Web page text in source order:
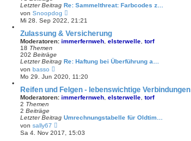
B
i
r
a
Letzter Beitrag Re: Sammelthreat: Farbcodes z…
von Snoopdog
u
e
s
t
B
i
r
a
Mi 28. Sep 2022, 21:21
Zulassung & Versicherung
Moderatoren: immerfernweh elsterwelle torf
18 Themen
202 Beiträge
Letzter Beitrag Re: Haftung bei Überführung a…
von basso
e
u
e
s
t
B
e
i
Mo 29. Jun 2020, 11:20
Reifen und Felgen - lebenswichtige Verbindungen
Moderatoren: immerfernweh elsterwelle torf
2 Themen
2 Beiträge
Letzter Beitrag Umrechnungstabelle für Oldtim…
von sally67
e
u
Sa 4. Nov 2017, 15:03